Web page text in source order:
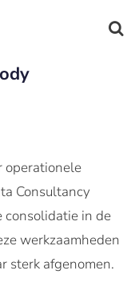
operationele
Consultancy
consolidatie in de
werkzaamheden
sterk afgenomen.